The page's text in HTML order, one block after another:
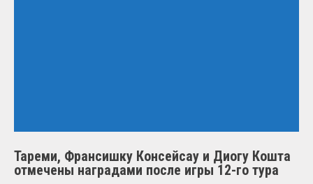
Тареми, Франсишку Консейсау и Диогу Кошта
отмечены наградами после игры 12-го тура